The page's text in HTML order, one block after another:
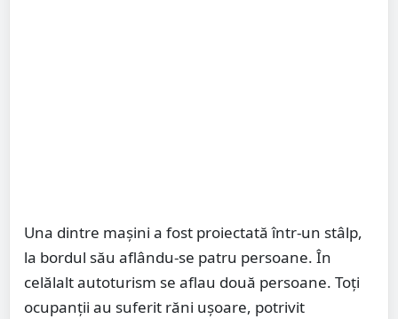
Una dintre mașini a fost proiectată într-un stâlp,
la bordul său aflându-se patru persoane. În
celălalt autoturism se aflau două persoane. Toți
ocupanții au suferit răni ușoare, potrivit